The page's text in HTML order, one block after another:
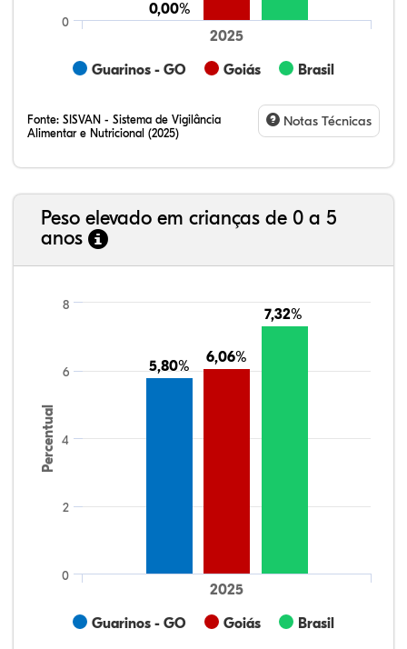
0,00%
0,00%
Guarinos - GO Goiás Brasil
2025
0
Fonte: SISVAN - Sistema de Vigilância
Alimentar e Nutricional (2025)
Notas Técnicas
Peso elevado em crianças de 0 a 5
anos
Percentual
5,80%
5,80%
6,06%
6,06%
7,32%
7,32%
Guarinos - GO Goiás Brasil
2025
0
2
4
6
8
17,77%
6,70%
0,90%
74,05%
0,20%
0,37%
21,99%
7,16%
0,36%
66,18%
2,81%
1,50%